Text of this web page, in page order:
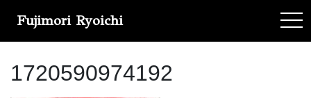
Fujimori Ryoichi
1720590974192